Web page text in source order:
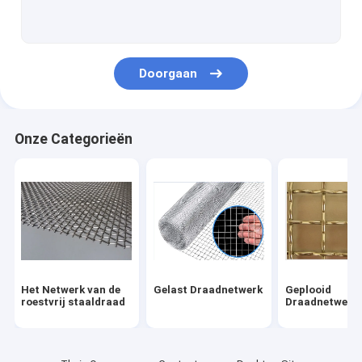
Architecturaal Metaalnetwerk
Geperforeerd Metaalnetwerk
Doorgaan
Onze Categorieën
Het Netwerk van de
roestvrij staaldraad
Gelast Draadnetwerk
Geplooid
Draadnetwerk